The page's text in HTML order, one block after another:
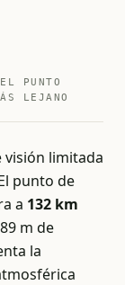
PUNTO
LEJANO
visión limitada
punto de
a 132 km
m de
la